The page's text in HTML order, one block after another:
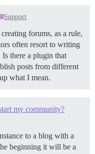
Support
forums, as a rule,
often resort to writing
Is there a plugin that
posts from different
what I mean.
my community?
to a blog with a
beginning it will be a